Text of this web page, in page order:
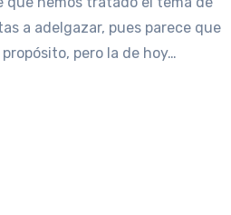
a adelgazar, pues parece que
pero la de hoy…